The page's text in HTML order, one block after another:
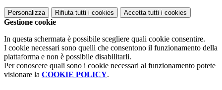
Personalizza Rifiuta tutti i cookies Accetta tutti i cookies
Gestione cookie
In questa schermata è possibile scegliere quali cookie consentire.
I cookie necessari sono quelli che consentono il funzionamento della
piattaforma e non è possibile disabilitarli.
Per conoscere quali sono i cookie necessari al funzionamento potete
visionare la COOKIE POLICY.